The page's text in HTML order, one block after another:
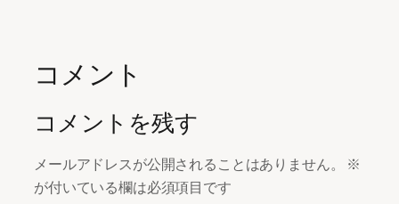
コメント
コメントを残す
メールアドレスが公開されることはありません。
※
が付いている欄は必須項目です